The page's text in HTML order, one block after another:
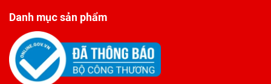
Danh mục sản phẩm